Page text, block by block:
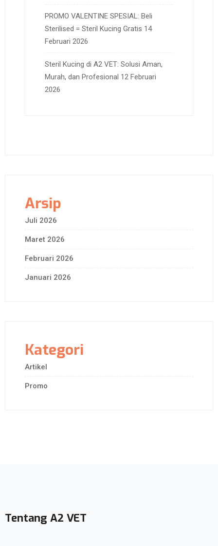
PROMO VALENTINE SPESIAL: Beli
Sterilised = Steril Kucing Gratis 14
Februari 2026
Steril Kucing di A2 VET: Solusi Aman,
Murah, dan Profesional 12 Februari
2026
Arsip
Juli 2026
Maret 2026
Februari 2026
Januari 2026
Kategori
Artikel
Promo
Tentang A2 VET